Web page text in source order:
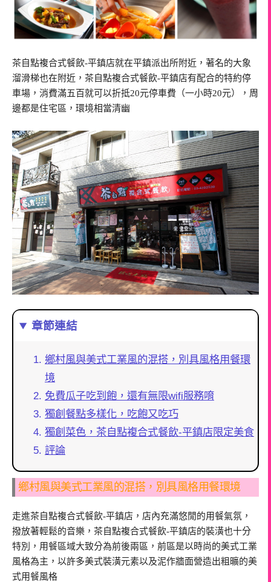
茶自點複合式餐飲-平鎮店就在平鎮派出所附近，著名的大象
溜滑梯也在附近，茶自點複合式餐飲-平鎮店有配合的特約停
車場，消費滿五百就可以折抵20元停車費（一小時20元），周
邊都是住宅區，環境相當清幽
章節連結
鄉村風與美式工業風的混搭，別具風格用餐環
境
免費瓜子吃到飽，還有無限wifi服務唷
獨創餐點多樣化，吃飽又吃巧
獨創菜色，茶自點複合式餐飲-平鎮店限定美食
評論
鄉村風與美式工業風的混搭，別具風格用餐環境
走進茶自點複合式餐飲-平鎮店，店內充滿悠閒的用餐氣氛，
撥放著輕鬆的音樂，茶自點複合式餐飲-平鎮店的裝潢也十分
特別，用餐區域大致分為前後兩區，前區是以時尚的美式工業
風格為主，以許多美式裝潢元素以及泥作牆面營造出粗曠的美
式用餐風格